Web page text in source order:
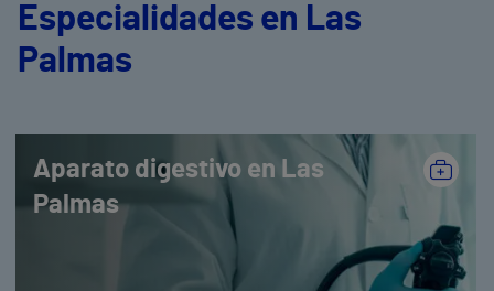
Especialidades en Las
Palmas
Aparato digestivo en Las
Palmas